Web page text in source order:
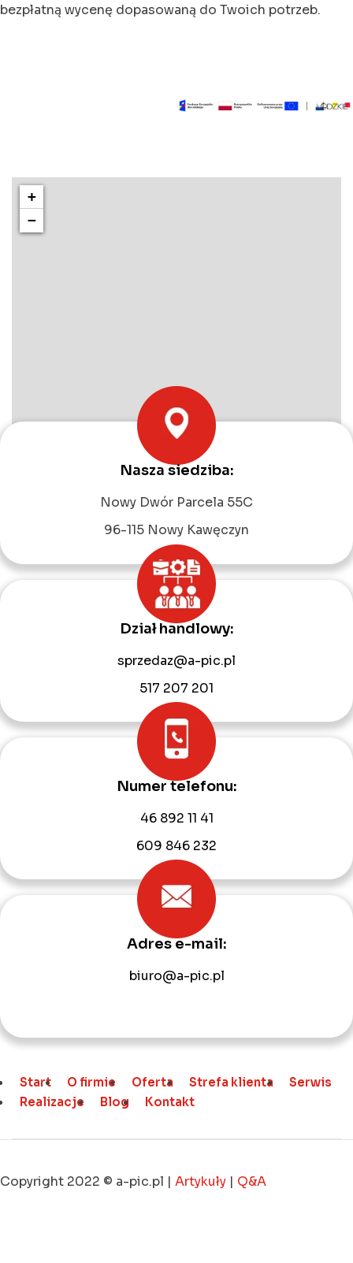
bezpłatną wycenę dopasowaną do Twoich potrzeb.
+
−
Nasza siedziba:
Nowy Dwór Parcela 55C
96-115 Nowy Kawęczyn
Dział handlowy:
sprzedaz@a-pic.pl
517 207 201
Numer telefonu:
46 892 11 41
609 846 232
Adres e-mail:
biuro@a-pic.pl
Start O firmie Oferta Strefa klienta
Serwis
Realizacje
Blog Kontakt
Copyright 2022 © a-pic.pl | Artykuły | Q&A